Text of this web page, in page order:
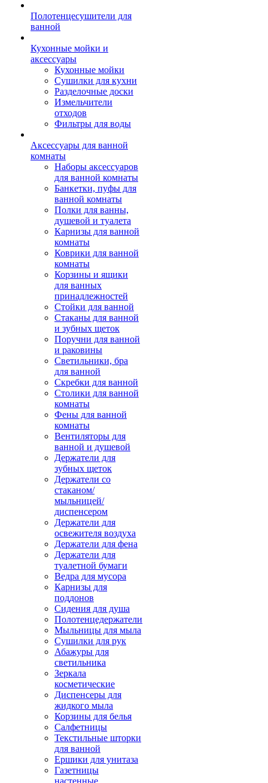
Полотенцесушители для
ванной
Кухонные мойки и
аксессуары
Кухонные мойки
Сушилки для кухни
Разделочные доски
Измельчители
отходов
Фильтры для воды
Аксессуары для ванной
комнаты
Наборы аксессуаров
для ванной комнаты
Банкетки, пуфы для
ванной комнаты
Полки для ванны,
душевой и туалета
Карнизы для ванной
комнаты
Коврики для ванной
комнаты
Корзины и ящики
для ванных
принадлежностей
Стойки для ванной
Стаканы для ванной
и зубных щеток
Поручни для ванной
и раковины
Светильники, бра
для ванной
Скребки для ванной
Столики для ванной
комнаты
Фены для ванной
комнаты
Вентиляторы для
ванной и душевой
Держатели для
зубных щеток
Держатели со
стаканом/
мыльницей/
диспенсером
Держатели для
освежителя воздуха
Держатели для фена
Держатели для
туалетной бумаги
Ведра для мусора
Карнизы для
поддонов
Сидения для душа
Полотенцедержатели
Мыльницы для мыла
Сушилки для рук
Абажуры для
светильника
Зеркала
косметические
Диспенсеры для
жидкого мыла
Корзины для белья
Салфетницы
Текстильные шторки
для ванной
Ершики для унитаза
Газетницы
настенные